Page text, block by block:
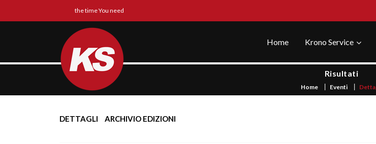
the time You need
Home Krono Service
Risultati
Home Eventi
DETTAGLI ARCHIVIO EDIZIONI